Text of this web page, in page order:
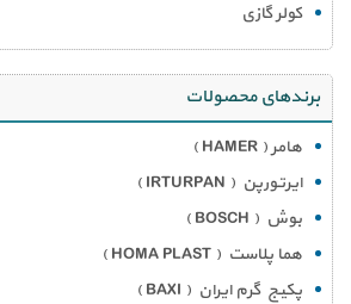
کولر گازی
برندهای محصولات
هامر ( HAMER )
ایرتورپن ( IRTURPAN )
بوش ( BOSCH )
هما پلاست ( HOMA PLAST )
پکیج گرم ایران ( BAXI )